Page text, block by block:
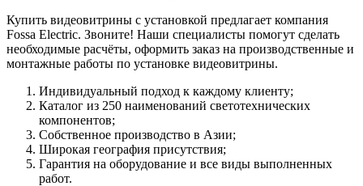
Купить видеовитрины с установкой предлагает компания
Fossa Electric. Звоните! Наши специалисты помогут сделать
необходимые расчёты, оформить заказ на производственные и
монтажные работы по установке видеовитрины.
Индивидуальный подход к каждому клиенту;
Каталог из 250 наименований светотехнических
компонентов;
Собственное производство в Азии;
Широкая география присутствия;
Гарантия на оборудование и все виды выполненных
работ.